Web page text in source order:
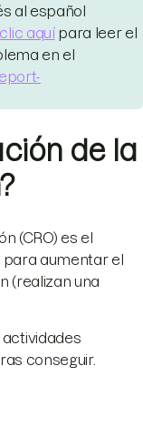
al español
aquípara leer el
en el
de la
(CRO) es el
aumentar el
(realizan una
conseguir.